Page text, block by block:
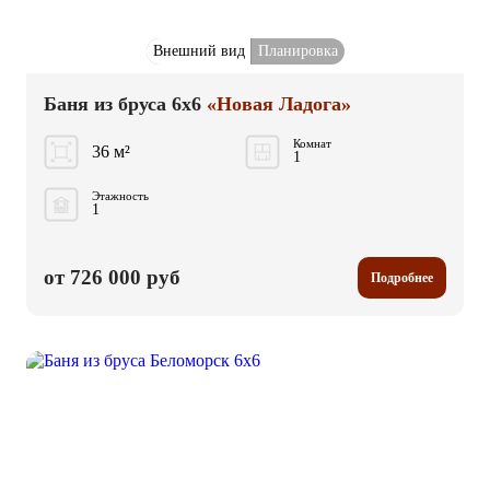
Внешний вид Планировка
Баня из бруса 6x6 «Новая Ладога»
36 м² Комнат
1
Этажность
1
от 726 000 руб Подробнее